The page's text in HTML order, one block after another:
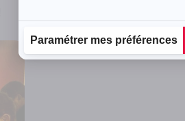
Paramétrer mes préférences